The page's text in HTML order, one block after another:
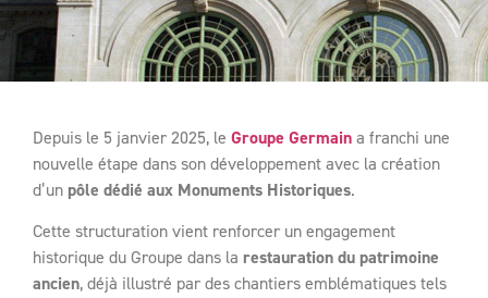
Depuis le 5 janvier 2025, le Groupe Germaina franchi une
nouvelle étape dans son développement avec la création
d’unpôle dédié aux Monuments Historiques.
Cette structuration vient renforcer un engagement
historique du Groupe dans la restauration du patrimoine
ancien, déjà illustré par des chantiers emblématiques tels